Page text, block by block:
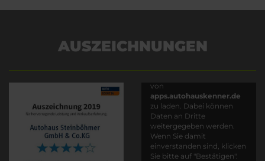
AUSZEICHNUNGEN
von
apps.autohauskenner.de
zu laden. Dabei können
Daten an Dritte
weitergegeben werden.
Wenn Sie damit
einverstanden sind, klicken
Sie bitte auf "Bestätigen".